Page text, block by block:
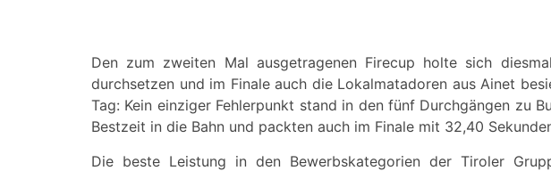
Den zum zweiten Mal ausgetragenen Firecup holte sich
durchsetzen und im Finale auch die Lokalmatadoren aus Ainet
Tag: Kein einziger Fehlerpunkt stand in den fünf Durchgängen zu
Bestzeit in die Bahn und packten auch im Finale mit 32,40
Die beste Leistung in den Bewerbskategorien der Tiroler